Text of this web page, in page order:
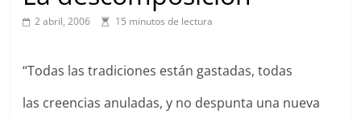
2 abril, 2006 15 minutos de lectura
“Todas las tradiciones están gastadas, todas
las creencias anuladas, y no despunta una nueva